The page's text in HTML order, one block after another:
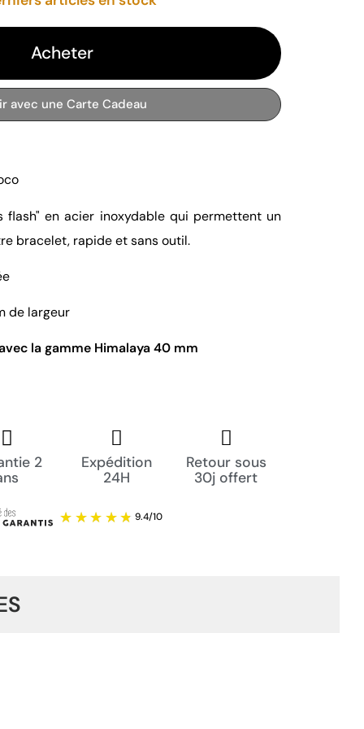
Acheter
avec une Carte Cadeau
flash" en acier inoxydable qui permettent un
bracelet, rapide et sans outil.
de largeur
la gamme Himalaya 40 mm
2
Expédition
24H
Retour sous
30j offert